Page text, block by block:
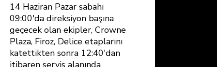
14 Haziran Pazar sabahı
09:00′da direksiyon başına
geçecek olan ekipler, Crowne
Plaza, Firoz, Delice etaplarını
katettikten sonra 12:40′dan
itibaren servis alanında